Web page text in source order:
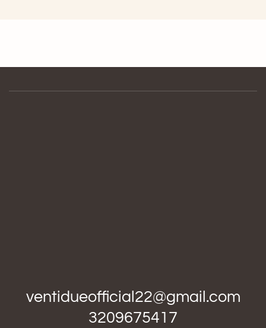
ventidueofficial22@gmail.com
3209675417